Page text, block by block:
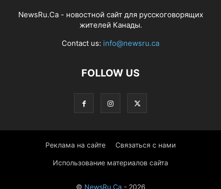
NewsRu.Ca - новостной сайт для русскоговорящих
жителей Канады.
Contact us: info@newsru.ca
FOLLOW US
Реклама на сайте Связаться с нами
Использование материалов сайта
© NewsRu.Ca - 2026